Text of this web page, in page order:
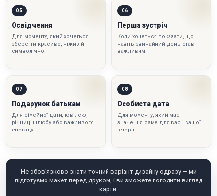
05
Освідчення
Для моменту, який хочеться
зберегти красиво, ніжно й
символічно.
06
Перша зустріч
Коли хочеться показати, що
навіть звичайний день став
важливим.
07
Подарунок батькам
Для сімейної дати, ювілею,
річниці шлюбу або важливого
спогаду.
08
Особиста дата
Для моменту, який має
значення саме для вас і вашої
історії.
Не обов’язково знати точний варіант дизайну одразу — ми
підготуємо макет перед друком, і ви зможете погодити вигляд
карти.